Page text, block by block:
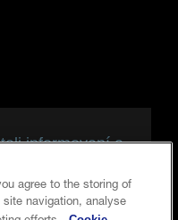
informovaní a
agree to the storing of
navigation, analyse